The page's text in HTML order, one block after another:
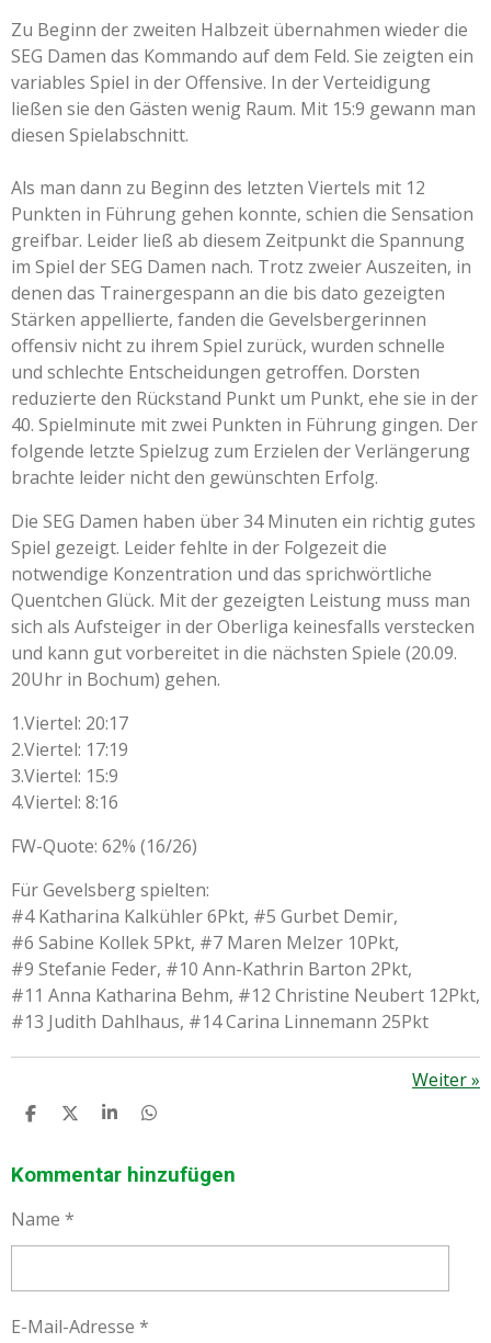
Zu Beginn der zweiten Halbzeit übernahmen wieder die
SEG Damen das Kommando auf dem Feld. Sie zeigten ein
variables Spiel in der Offensive. In der Verteidigung
ließen sie den Gästen wenig Raum. Mit 15:9 gewann man
diesen Spielabschnitt.
Als man dann zu Beginn des letzten Viertels mit 12
Punkten in Führung gehen konnte, schien die Sensation
greifbar. Leider ließ ab diesem Zeitpunkt die Spannung
im Spiel der SEG Damen nach. Trotz zweier Auszeiten, in
denen das Trainergespann an die bis dato gezeigten
Stärken appellierte, fanden die Gevelsbergerinnen
offensiv nicht zu ihrem Spiel zurück, wurden schnelle
und schlechte Entscheidungen getroffen. Dorsten
reduzierte den Rückstand Punkt um Punkt, ehe sie in der
40. Spielminute mit zwei Punkten in Führung gingen. Der
folgende letzte Spielzug zum Erzielen der Verlängerung
brachte leider nicht den gewünschten Erfolg.
Die SEG Damen haben über 34 Minuten ein richtig gutes
Spiel gezeigt. Leider fehlte in der Folgezeit die
notwendige Konzentration und das sprichwörtliche
Quentchen Glück. Mit der gezeigten Leistung muss man
sich als Aufsteiger in der Oberliga keinesfalls verstecken
und kann gut vorbereitet in die nächsten Spiele (20.09.
20Uhr in Bochum) gehen.
1.Viertel: 20:17
2.Viertel: 17:19
3.Viertel: 15:9
4.Viertel: 8:16
FW-Quote: 62% (16/26)
Für Gevelsberg spielten:
#4 Katharina Kalkühler 6Pkt, #5 Gurbet Demir,
#6 Sabine Kollek 5Pkt, #7 Maren Melzer 10Pkt,
#9 Stefanie Feder, #10 Ann-Kathrin Barton 2Pkt,
#11 Anna Katharina Behm, #12 Christine Neubert 12Pkt,
#13 Judith Dahlhaus, #14 Carina Linnemann 25Pkt
Weiter»
T
L
T
L
T
L
T
L
Kommentar hinzufügen
Name *
E-Mail-Adresse *